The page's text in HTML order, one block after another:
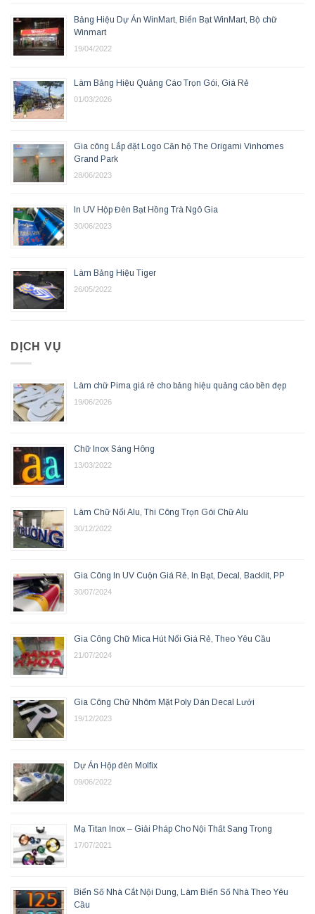
Bảng Hiệu Dự Án WinMart, Biển Bạt WinMart, Bộ chữ
Winmart
19/04/2022
Làm Bảng Hiệu Quảng Cáo Trọn Gói, Giá Rẻ
01/03/2026
Gia công Lắp đặt Logo Căn hộ The Origami Vinhomes
Grand Park
28/06/2023
In UV Hộp Đèn Bạt Hồng Trà Ngô Gia
30/06/2023
Làm Bảng Hiệu Tiger
26/05/2022
DỊCH VỤ
Làm chữ Pima giá rẻ cho bảng hiệu quảng cáo bền đẹp
19/06/2026
Chữ Inox Sáng Hông
13/03/2022
Làm Chữ Nổi Alu, Thi Công Trọn Gói Chữ Alu
30/12/2022
Gia Công In UV Cuộn Giá Rẻ, In Bạt, Decal, Backlit, PP
30/07/2024
Gia Công Chữ Mica Hút Nổi Giá Rẻ, Theo Yêu Cầu
21/07/2024
Gia Công Chữ Nhôm Mặt Poly Dán Decal Lưới
19/12/2023
Dự Án Hộp đèn Molfix
09/06/2022
Mạ Titan Inox – Giải Pháp Cho Nội Thất Sang Trọng
17/07/2021
Biển Số Nhà Cắt Nội Dung, Làm Biển Số Nhà Theo Yêu
Cầu